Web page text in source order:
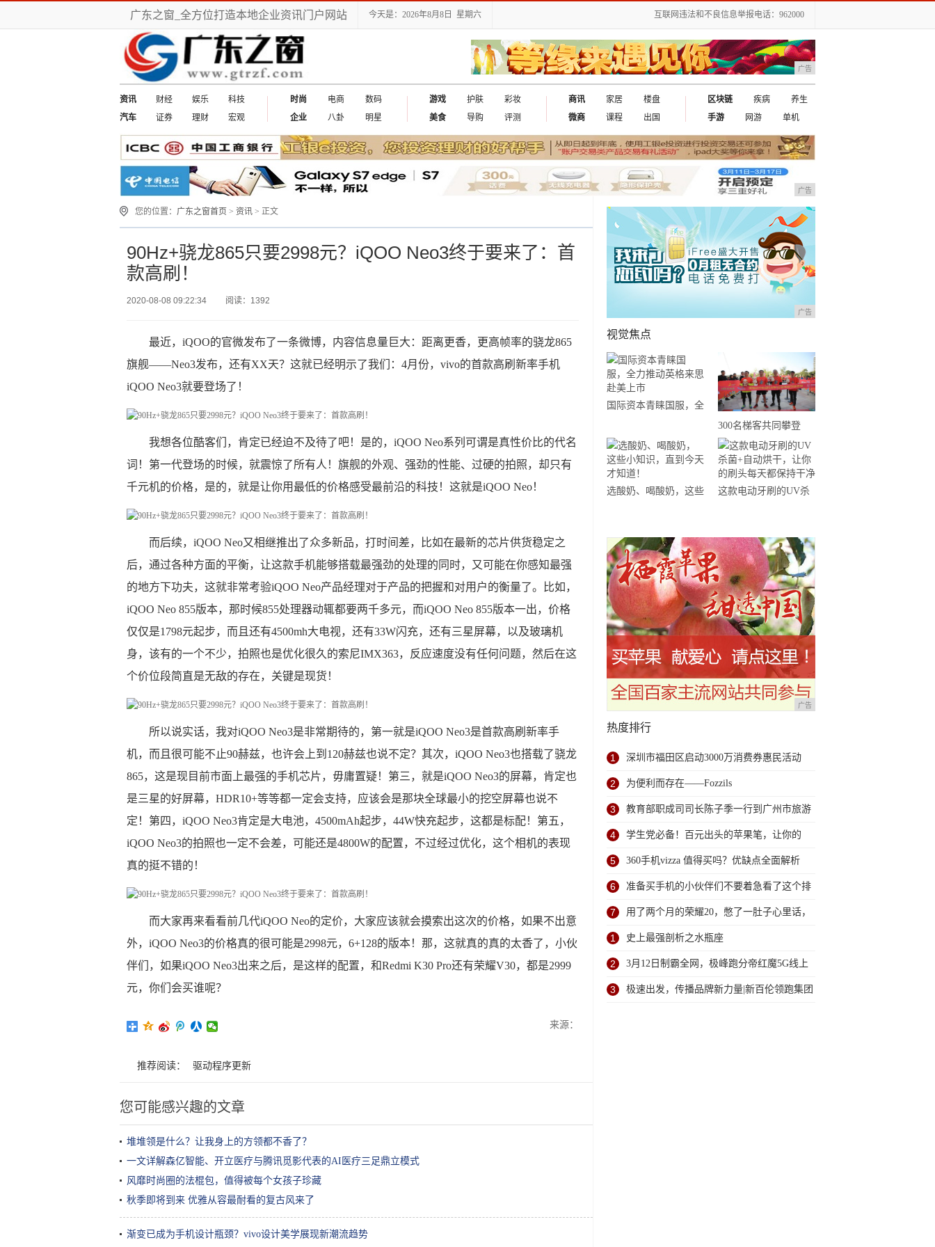
广东之窗_全方位打造本地企业资讯门户网站 今天是：2026年8月8日 星期六 互联网违法和不良信息举报电话：962000
广告
资讯 财经 娱乐
科技
汽车
证券 理财 宏观
时尚 电商
数码
企业
八卦 明星
游戏 护肤
彩妆
美食
导购 评测
商讯 家居
楼盘
微商
课程 出国
区块链 疾病
养生
手游
网游 单机
广告
您的位置： 广东之窗首页 > 资讯 > 正文
90Hz+骁龙865只要2998元？iQOO Neo3终于要来了：首
款高刷！
2020-08-08 09:22:34 阅读：1392
最近，iQOO的官微发布了一条微博，内容信息量巨大：距离更香，更高帧率的骁龙865
旗舰——Neo3发布，还有XX天？这就已经明示了我们：4月份，vivo的首款高刷新率手机
iQOO Neo3就要登场了！
我想各位酷客们，肯定已经迫不及待了吧！是的，iQOO Neo系列可谓是真性价比的代名
词！第一代登场的时候，就震惊了所有人！旗舰的外观、强劲的性能、过硬的拍照，却只有
千元机的价格，是的，就是让你用最低的价格感受最前沿的科技！这就是iQOO Neo！
而后续，iQOO Neo又相继推出了众多新品，打时间差，比如在最新的芯片供货稳定之
后，通过各种方面的平衡，让这款手机能够搭载最强劲的处理的同时，又可能在你感知最强
的地方下功夫，这就非常考验iQOO Neo产品经理对于产品的把握和对用户的衡量了。比如，
iQOO Neo 855版本，那时候855处理器动辄都要两千多元，而iQOO Neo 855版本一出，价格
仅仅是1798元起步，而且还有4500mh大电视，还有33W闪充，还有三星屏幕，以及玻璃机
身，该有的一个不少，拍照也是优化很久的索尼IMX363，反应速度没有任何问题，然后在这
个价位段简直是无敌的存在，关键是现货！
所以说实话，我对iQOO Neo3是非常期待的，第一就是iQOO Neo3是首款高刷新率手
机，而且很可能不止90赫兹，也许会上到120赫兹也说不定？其次，iQOO Neo3也搭载了骁龙
865，这是现目前市面上最强的手机芯片，毋庸置疑！第三，就是iQOO Neo3的屏幕，肯定也
是三星的好屏幕，HDR10+等等都一定会支持，应该会是那块全球最小的挖空屏幕也说不
定！第四，iQOO Neo3肯定是大电池，4500mAh起步，44W快充起步，这都是标配！第五，
iQOO Neo3的拍照也一定不会差，可能还是4800W的配置，不过经过优化，这个相机的表现
真的挺不错的！
而大家再来看看前几代iQOO Neo的定价，大家应该就会摸索出这次的价格，如果不出意
外，iQOO Neo3的价格真的很可能是2998元，6+128的版本！那，这就真的真的太香了，小伙
伴们，如果iQOO Neo3出来之后，是这样的配置，和Redmi K30 Pro还有荣耀V30，都是2999
元，你们会买谁呢？
来源：
推荐阅读： 驱动程序更新
您可能感兴趣的文章
堆堆领是什么？让我身上的方领都不香了？
一文详解森亿智能、开立医疗与腾讯觅影代表的AI医疗三足鼎立模式
风靡时尚圈的法棍包，值得被每个女孩子珍藏
秋季即将到来 优雅从容最耐看的复古风来了
渐变已成为手机设计瓶颈？vivo设计美学展现新潮流趋势
广告
视觉焦点
国际资本青睐国服，全
市
300名梯客共同攀登
2019国际垂直马拉松超
级精英赛顺德海骏达中
心站欢乐开跑
选酸奶、喝酸奶，这些
这款电动牙刷的UV杀
广告
热度排行
1 深圳市福田区启动3000万消费券惠民活动
2 为便利而存在——Fozzils
3 教育部职成司司长陈子季一行到广州市旅游
商务职业学校考察调研
4 学生党必备！百元出头的苹果笔，让你的
iPad成为学习神器
5 360手机vizza 值得买吗？优缺点全面解析
6 准备买手机的小伙伴们不要着急看了这个排
行榜再决定买哪款手机吧
7 用了两个月的荣耀20，憋了一肚子心里话，
今天终于一吐为快
1 史上最强剖析之水瓶座
2 3月12日制霸全网，极峰跑分帝红魔5G线上
重磅登场
3 极速出发，传播品牌新力量|新百伦领跑集团